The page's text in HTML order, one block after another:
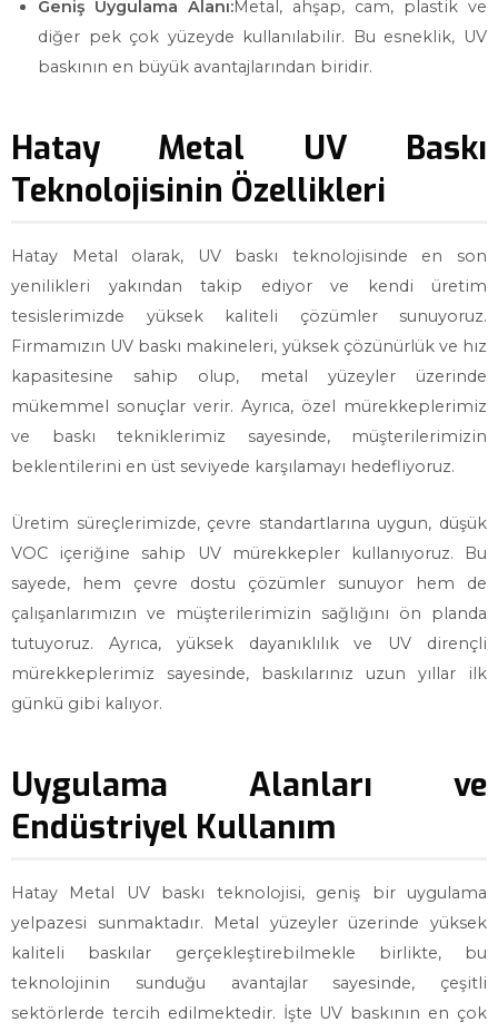
Geniş Uygulama Alanı:Metal, ahşap, cam, plastik ve
diğer pek çok yüzeyde kullanılabilir. Bu esneklik, UV
baskının en büyük avantajlarından biridir.
Hatay Metal UV Baskı
Teknolojisinin Özellikleri
Hatay Metal olarak, UV baskı teknolojisinde en son
yenilikleri yakından takip ediyor ve kendi üretim
tesislerimizde yüksek kaliteli çözümler sunuyoruz.
Firmamızın UV baskı makineleri, yüksek çözünürlük ve hız
kapasitesine sahip olup, metal yüzeyler üzerinde
mükemmel sonuçlar verir. Ayrıca, özel mürekkeplerimiz
ve baskı tekniklerimiz sayesinde, müşterilerimizin
beklentilerini en üst seviyede karşılamayı hedefliyoruz.
Üretim süreçlerimizde, çevre standartlarına uygun, düşük
VOC içeriğine sahip UV mürekkepler kullanıyoruz. Bu
sayede, hem çevre dostu çözümler sunuyor hem de
çalışanlarımızın ve müşterilerimizin sağlığını ön planda
tutuyoruz. Ayrıca, yüksek dayanıklılık ve UV dirençli
mürekkeplerimiz sayesinde, baskılarınız uzun yıllar ilk
günkü gibi kalıyor.
Uygulama Alanları ve
Endüstriyel Kullanım
Hatay Metal UV baskı teknolojisi, geniş bir uygulama
yelpazesi sunmaktadır. Metal yüzeyler üzerinde yüksek
kaliteli baskılar gerçekleştirebilmekle birlikte, bu
teknolojinin sunduğu avantajlar sayesinde, çeşitli
sektörlerde tercih edilmektedir. İşte UV baskının en çok